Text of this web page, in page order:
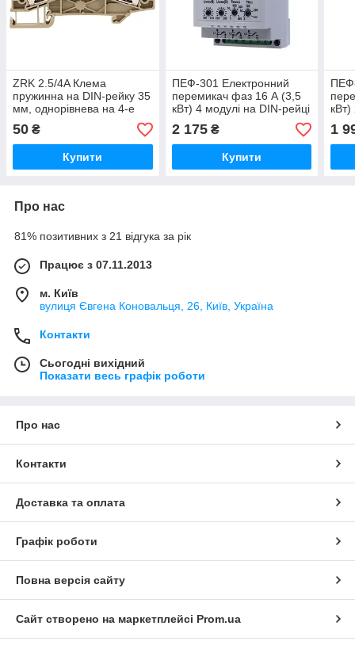
ZRK 2.5/4A Клема
пружинна на DIN-рейку 35
мм, однорівнева на 4-е
під'єднання 0.5-2.5mm2.
50 ₴
Купити
ПЕФ-301 Електронний
перемикач фаз 16 А (3,5
кВт) 4 модулі на DIN-рейці
2 175₴
Купити
кВт)
1
Про нас
81% позитивних з 21 відгука за рік
Працює з 07.11.2013
м. Київ
вулиця Євгена Коновальця, 26, Київ, Україна
Контакти
Сьогодні вихідний
Показати весь графік роботи
Про нас
Контакти
Доставка та оплата
Графік роботи
Повна версія сайту
Сайт створено на маркетплейсі Prom.ua